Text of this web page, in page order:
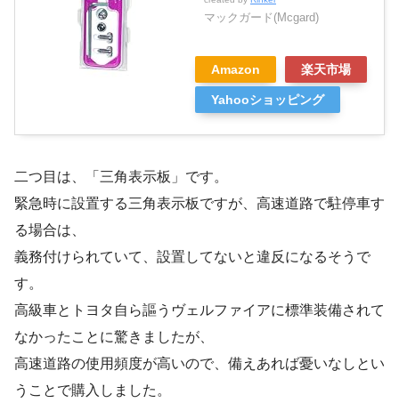
マックガード(Mcgard)
Amazon 楽天市場
Yahooショッピング
二つ目は、「三角表示板」です。
緊急時に設置する三角表示板ですが、高速道路で駐停車す
る場合は、
義務付けられていて、設置してないと違反になるそうで
す。
高級車とトヨタ自ら謳うヴェルファイアに標準装備されて
なかったことに驚きましたが、
高速道路の使用頻度が高いので、備えあれば憂いなしとい
うことで購入しました。